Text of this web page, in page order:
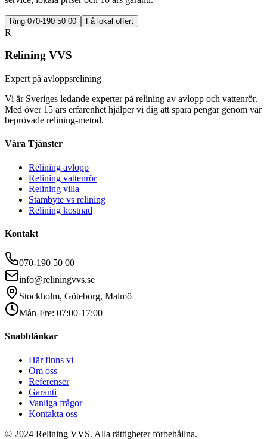
Ring 070-190 50 00 Få lokal offert
R
Relining VVS
Expert på avloppsrelining
Vi är Sveriges ledande experter på relining av avlopp och vattenrör.
Med över 15 års erfarenhet hjälper vi dig att spara pengar genom vår
beprövade relining-metod.
Våra Tjänster
Relining avlopp
Relining vattenrör
Relining villa
Stambyte vs relining
Relining kostnad
Kontakt
070-190 50 00
info@reliningvvs.se
Stockholm, Göteborg, Malmö
Mån-Fre: 07:00-17:00
Snabblänkar
Här finns vi
Om oss
Referenser
Garanti
Vanliga frågor
Kontakta oss
© 2024 Relining VVS. Alla rättigheter förbehållna.